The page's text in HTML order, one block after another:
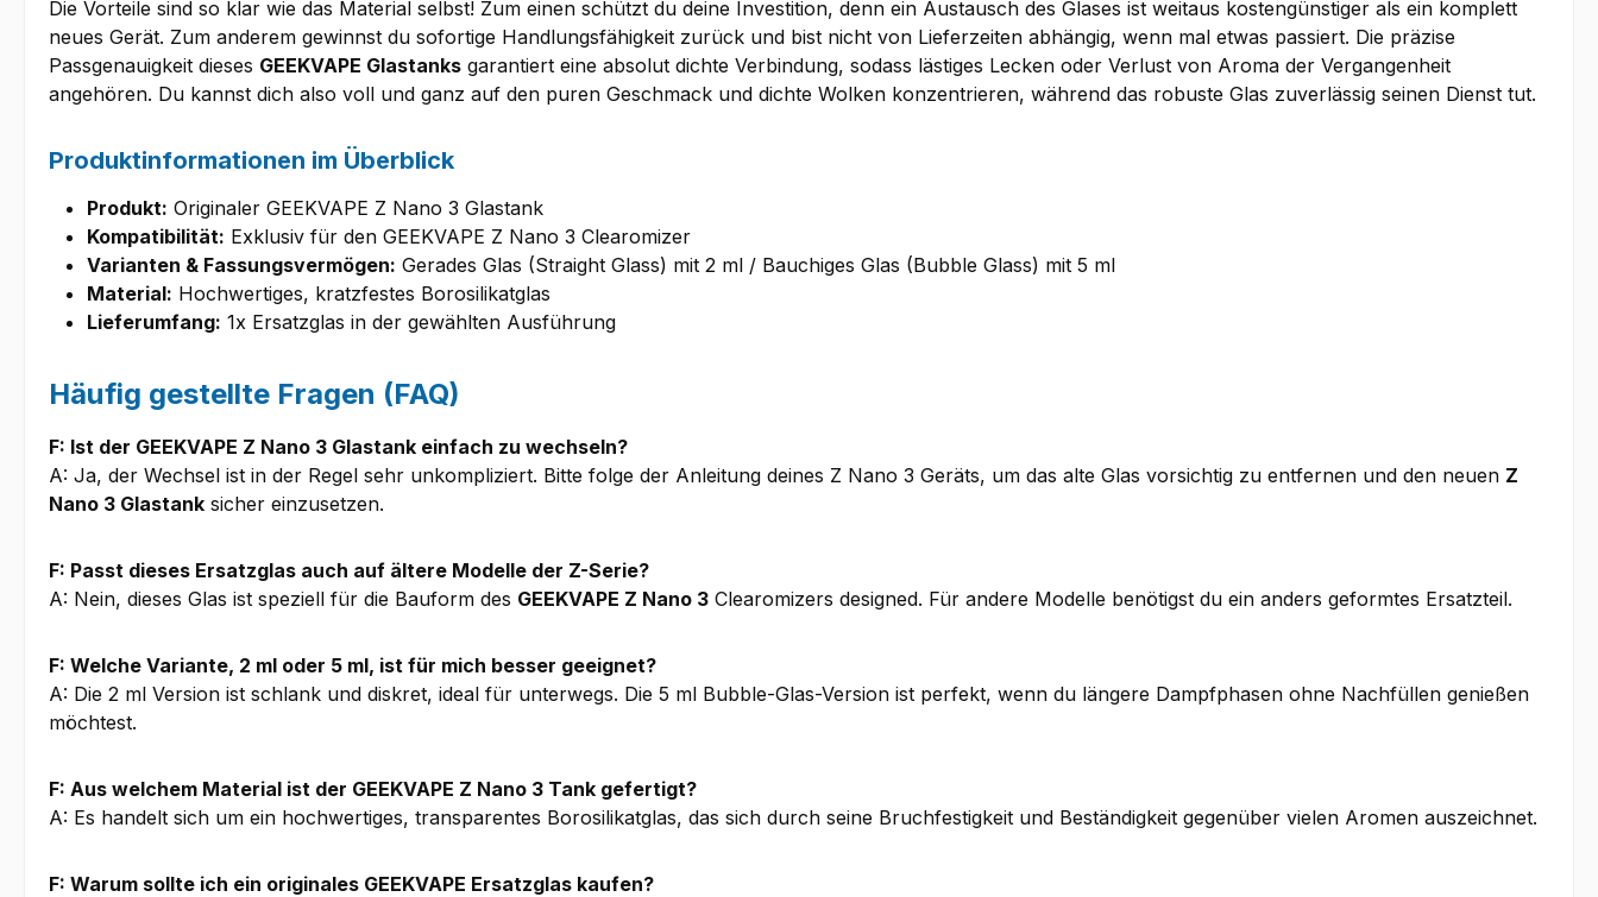
Die Vorteile sind so klar wie das Material selbst! Zum einen schützt du deine Investition, denn ein Austausch des Glases ist weitaus kostengünstiger als ein komplett
neues Gerät. Zum anderem gewinnst du sofortige Handlungsfähigkeit zurück und bist nicht von Lieferzeiten abhängig, wenn mal etwas passiert. Die präzise
Passgenauigkeit dieses GEEKVAPE Glastanks garantiert eine absolut dichte Verbindung, sodass lästiges Lecken oder Verlust von Aroma der Vergangenheit
angehören. Du kannst dich also voll und ganz auf den puren Geschmack und dichte Wolken konzentrieren, während das robuste Glas zuverlässig seinen Dienst tut.
Produktinformationen im Überblick
Produkt: Originaler GEEKVAPE Z Nano 3 Glastank
Kompatibilität: Exklusiv für den GEEKVAPE Z Nano 3 Clearomizer
Varianten & Fassungsvermögen: Gerades Glas (Straight Glass) mit 2 ml / Bauchiges Glas (Bubble Glass) mit 5 ml
Material: Hochwertiges, kratzfestes Borosilikatglas
Lieferumfang: 1x Ersatzglas in der gewählten Ausführung
Häufig gestellte Fragen (FAQ)
F: Ist der GEEKVAPE Z Nano 3 Glastank einfach zu wechseln?
A: Ja, der Wechsel ist in der Regel sehr unkompliziert. Bitte folge der Anleitung deines Z Nano 3 Geräts, um das alte Glas vorsichtig zu entfernen und den neuen Z
Nano 3 Glastank sicher einzusetzen.
F: Passt dieses Ersatzglas auch auf ältere Modelle der Z-Serie?
A: Nein, dieses Glas ist speziell für die Bauform des GEEKVAPE Z Nano 3 Clearomizers designed. Für andere Modelle benötigst du ein anders geformtes Ersatzteil.
F: Welche Variante, 2 ml oder 5 ml, ist für mich besser geeignet?
A: Die 2 ml Version ist schlank und diskret, ideal für unterwegs. Die 5 ml Bubble-Glas-Version ist perfekt, wenn du längere Dampfphasen ohne Nachfüllen genießen
möchtest.
F: Aus welchem Material ist der GEEKVAPE Z Nano 3 Tank gefertigt?
A: Es handelt sich um ein hochwertiges, transparentes Borosilikatglas, das sich durch seine Bruchfestigkeit und Beständigkeit gegenüber vielen Aromen auszeichnet.
F: Warum sollte ich ein originales GEEKVAPE Ersatzglas kaufen?